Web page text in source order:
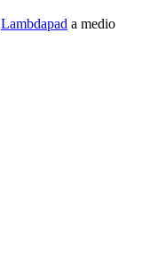
Lambdapad a medio